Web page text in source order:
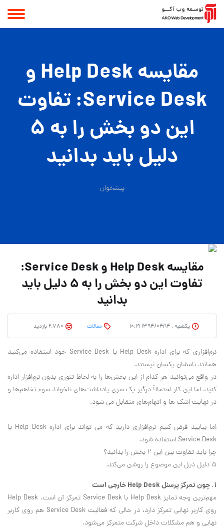
مقایسه Help Desk و
Service Desk: تفاوت
این دو بخش را به 5
دلیل باید بدانید
پیشخوان
مقایسه Help Desk و Service Desk:
تفاوت این دو بخش را به 5 دلیل باید
بدانید
یکشنبه , ۱۳۹۴/۰۴/۱۴ ۱۰:۱۹ مقالات
نرم‌افزاری که برای اداره Help Desk یا Service Desk خود استفاده می‌کنید
همانند نامشان یکسان نیستند.
در واقع می‌توانید هر کدام از این بخش‌ها را به لحاظ تئوری بدون نرم‌افزار اداره
کنید، اما این کار احتمالاً درگیر یک سری یادداشت‌های ناخوانا، سوء تفاهم‌ها و
در نهایت اشک ها و اتهام‌های متقابل می شود.
اما بیایید فرض کنیم نرم‌افزاری دارید که می تواند برای اداره Help Desk یا
Service Desk استفاده شود.
چرا باید تفاوت بین این ۲ بخش را بدانید؟
۵ دلیل ذیل این موضوع را روشن می‌کند.
۱. چون تمركز پرسنل Help Desk خارجی است
مهم‌ترین وجه تمایز Help Desk با Service Desk تمرکز آن است. Help Desk
روی کاربر نهایی تمرکز دارد، در حالی که فعالیت Service Desk هم روی کاربر
نهایی و هم مشکلات داخل شرکت متمرکز می‌شود.